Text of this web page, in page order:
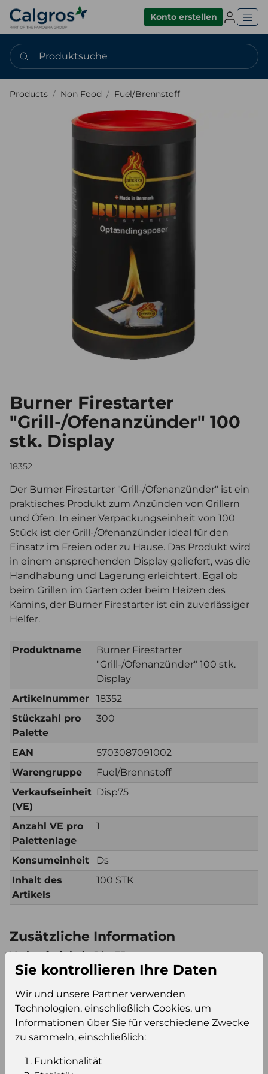
Konto erstellen
Produktsuche
Products Non Food Fuel/Brennstoff
Burner Firestarter
"Grill-/Ofenanzünder" 100
stk. Display
18352
Der Burner Firestarter "Grill-/Ofenanzünder" ist ein
praktisches Produkt zum Anzünden von Grillern
und Öfen. In einer Verpackungseinheit von 100
Stück ist der Grill-/Ofenanzünder ideal für den
Einsatz im Freien oder zu Hause. Das Produkt wird
in einem ansprechenden Display geliefert, was die
Handhabung und Lagerung erleichtert. Egal ob
beim Grillen im Garten oder beim Heizen des
Kamins, der Burner Firestarter ist ein zuverlässiger
Helfer.
Produktname
Burner Firestarter
"Grill-/Ofenanzünder" 100 stk.
Display
Artikelnummer
18352
Stückzahl pro
Palette
300
EAN
5703087091002
Warengruppe
Fuel/Brennstoff
Verkaufseinheit
(VE)
Disp75
Anzahl VE pro
Palettenlage
1
Konsumeinheit
Ds
Inhalt des
Artikels
100 STK
Zusätzliche Information
Verkaufseinheit
(VE)
Disp75
pro Palette
Konsumeinheit
Ds
Stückzahl pro
300
Sie kontrollieren Ihre Daten
Wir und unsere Partner verwenden
Technologien, einschließlich Cookies, um
Informationen über Sie für verschiedene Zwecke
zu sammeln, einschließlich:
Funktionalität